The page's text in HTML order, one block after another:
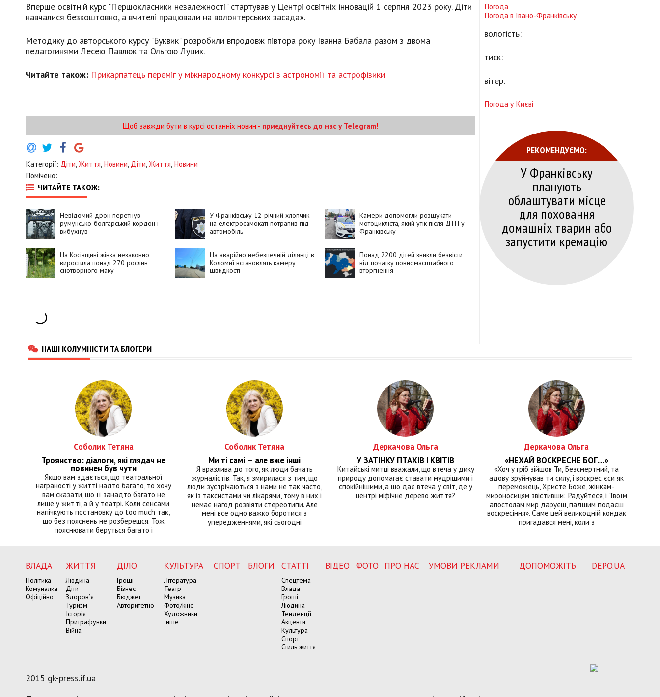
Вперше освітній курс "Першокласники незалежності" стартував у Центрі освітніх інновацій 1 серпня 2023 року. Діти
навчалися безкоштовно, а вчителі працювали на волонтерських засадах.
Методику до авторського курсу "Буквик" розробили впродовж півтора року Іванна Бабала разом з двома
педагогинями Лесею Павлюк та Ольгою Луцик.
Читайте також: Прикарпатець переміг у міжнародному конкурсі з астрономії та астрофізики
Щоб завжди бути в курсі останніх новин - приєднуйтесь до нас у Telegram!
Категорії: Діти,Життя, Новини, Діти,Життя, Новини
Помічено:
ЧИТАЙТЕ ТАКОЖ:
Невідомий дрон перетнув
румунсько-болгарський кордон і
вибухнув
У Франківську 12-річний хлопчик
на електросамокаті потрапив під
автомобіль
Камери допомогли розшукати
мотоцикліста, який утік після ДТП у
Франківську
На Косівщині жінка незаконно
виростила понад 270 рослин
снотворного маку
На аварійно небезпечній ділянці в
Коломиї встановлять камеру
швидкості
Понад 2200 дітей зникли безвісти
від початку повномасштабного
вторгнення
Погода
Погода в Івано-Франківську
вологість:
тиск:
вітер:
Погода у Києві
РЕКОМЕНДУЄМО:
У Франківську
планують
облаштувати місце
для поховання
домашніх тварин або
запустити кремацію
НАШІ КОЛУМНІСТИ ТА БЛОГЕРИ
Соболик Тетяна
Троянство: діалоги, які глядач не
повинен був чути
Якщо вам здається, що театральної
награності у житті надто багато, то хочу
вам сказати, що її занадто багато не
лише у житті, а й у театрі. Коли сенсами
напічкують постановку до too much так,
що без пояснень не розберешся. Тож
пояснювати беруться багато і
Соболик Тетяна
Ми ті самі — але вже інші
Я вразлива до того, як люди бачать
журналістів. Так, я змирилася з тим, що
люди зустрічаються з нами не так часто,
як із таксистами чи лікарями, тому в них і
немає нагод розвіяти стереотипи. Але
мені все одно важко боротися з
упередженнями, які сьогодні
Деркачова Ольга
У ЗАТІНКУ ПТАХІВ І КВІТІВ
Китайські митці вважали, що втеча у дику
природу допомагає ставати мудрішими і
спокійнішими, а що дає втеча у світ, де у
центрі міфічне дерево життя?
Деркачова Ольга
«НЕХАЙ ВОСКРЕСНЕ БОГ…»
«Хоч у гріб зійшов Ти, Безсмертний, та
адову зруйнував ти силу, і воскрес єси як
переможець, Христе Боже, жінкам-
мироносицям звістивши: Радуйтеся, і Твоїм
апостолам мир даруєш, падшим подаєш
воскресіння». Саме цей великодній кондак
пригадався мені, коли з
ВЛАДА
Політика
Комуналка
Офіційно
ЖИТТЯ
Людина
Діти
Здоров’я
Туризм
Історія
Притрафунки
Війна
ДІЛО
Гроші
Бізнес
Бюджет
Авторитетно
КУЛЬТУРА
Література
Театр
Музика
Фото/кіно
Художники
Інше
СПОРТ БЛОГИ СТАТТІ
Спецтема
Влада
Гроші
Людина
Тенденції
Акценти
Культура
Спорт
Стиль життя
ВІДЕО ФОТО ПРО НАС УМОВИ РЕКЛАМИ ДОПОМОЖІТЬ DEPO.UA
2015 gk-press.if.ua